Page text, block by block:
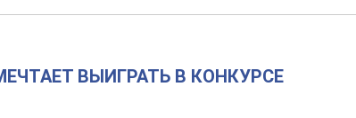
ВЫИГРАТЬ В КОНКУРСЕ